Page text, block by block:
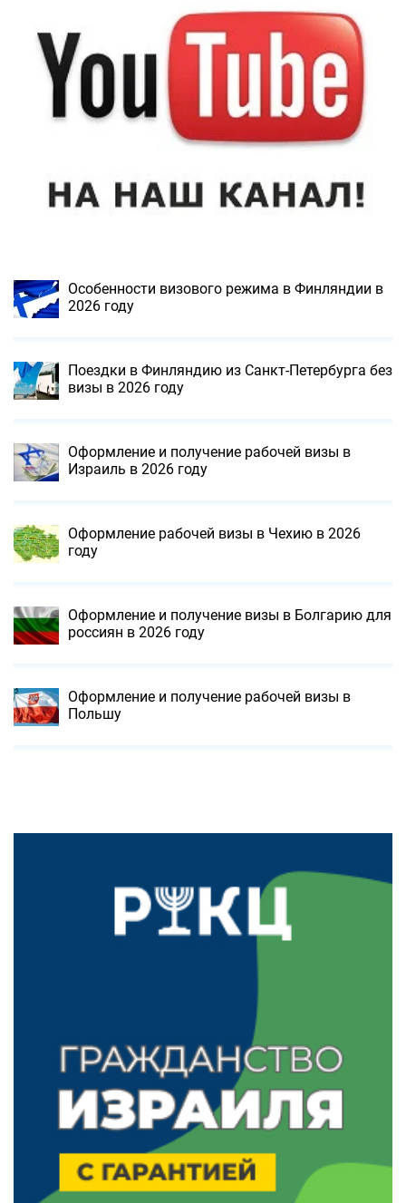
Особенности визового режима в Финляндии в
2026 году
Поездки в Финляндию из Санкт-Петербурга без
визы в 2026 году
Оформление и получение рабочей визы в
Израиль в 2026 году
Оформление рабочей визы в Чехию в 2026
году
Оформление и получение визы в Болгарию для
россиян в 2026 году
Оформление и получение рабочей визы в
Польшу